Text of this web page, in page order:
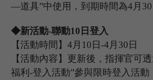
—道具”中使用，到期時間為4月30
◆新活動-聯動10 日登入
【活動時間】4 月 10日-4 月 30日
【活動內容】 更新後，指揮官可透
福利-登入 活動”參與限時登入 活動